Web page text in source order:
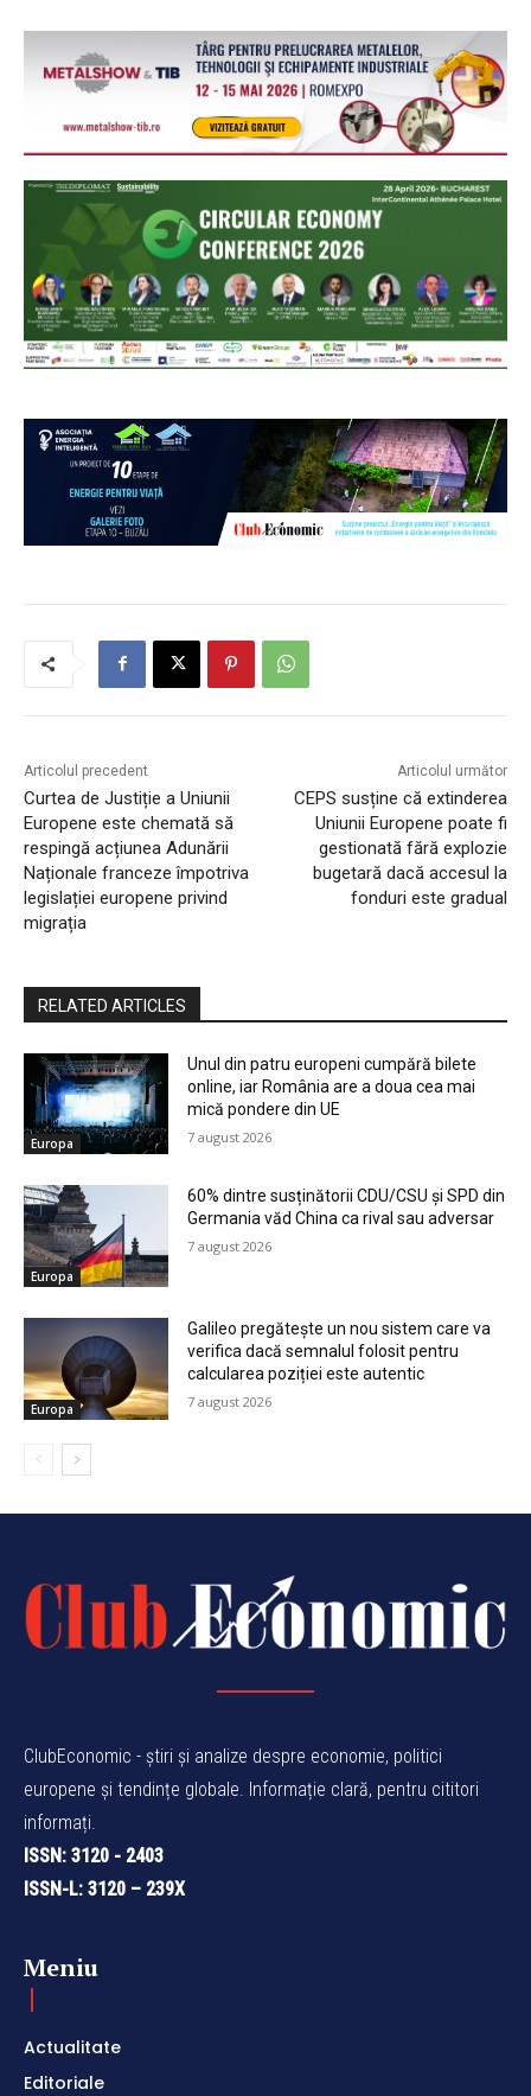
Articolul precedent
Curtea de Justiție a Uniunii
Europene este chemată să
respingă acțiunea Adunării
Naționale franceze împotriva
legislației europene privind
migrația
Articolul următor
CEPS susține că extinderea
Uniunii Europene poate fi
gestionată fără explozie
bugetară dacă accesul la
fonduri este gradual
RELATED ARTICLES
Europa
Unul din patru europeni cumpără bilete
online, iar România are a doua cea mai
mică pondere din UE
7 august 2026
Europa
60% dintre susținătorii CDU/CSU și SPD din
Germania văd China ca rival sau adversar
7 august 2026
Europa
Galileo pregătește un nou sistem care va
verifica dacă semnalul folosit pentru
calcularea poziției este autentic
7 august 2026
ClubEconomic - știri și analize despre economie, politici
europene și tendințe globale. Informație clară, pentru cititori
informați.
ISSN: 3120 - 2403
ISSN-L: 3120 – 239X
Meniu
Actualitate
Editoriale